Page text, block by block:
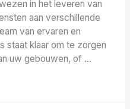
in het leveren van
aan verschillende
van ervaren en
staat klaar om te zorgen
uw gebouwen, of …